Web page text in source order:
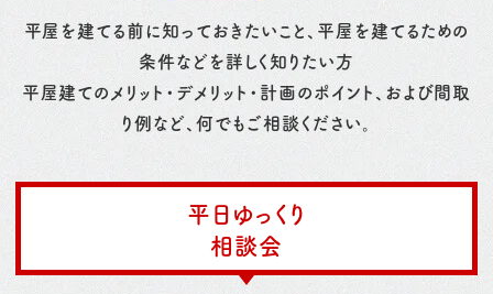
平屋を建てる前に知っておきたいこと、平屋を建てるための
条件などを詳しく知りたい方
平屋建てのメリット・デメリット・計画のポイント、および間取
り例など、何でもご相談ください。
平日ゆっくり
相談会